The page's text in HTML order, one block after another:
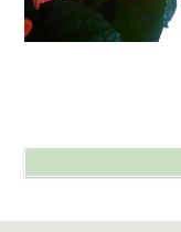
リモニューム シヌ